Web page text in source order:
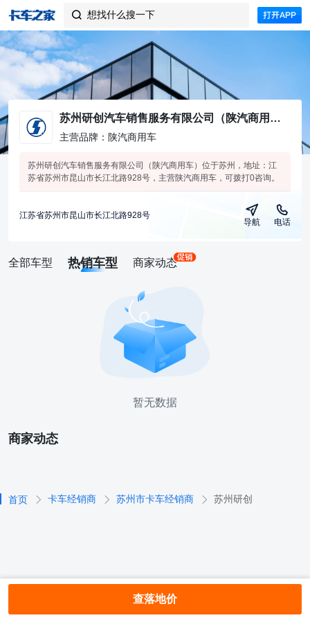
 想找什么搜一下
苏州研创汽车销售服务有限公司（陕汽商用车）
主营品牌：陕汽商用车
苏州研创汽车销售服务有限公司（陕汽商用车）位于苏州，地址：江
苏省苏州市昆山市长江北路928号，主营陕汽商用车，可拨打0咨询。
江苏省苏州市昆山市长江北路928号
导航 电话
全部车型 热销车型 商家动态
暂无数据
商家动态
首页 卡车经销商 苏州市卡车经销商 苏州研创
查落地价